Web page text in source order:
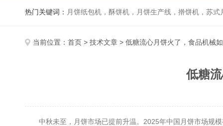
热门关键词： 月饼纸包机，酥饼机，月饼生产线，擀饼机，苏式月饼机，
当前位置： 首页 > 技术文章 > 低糖流心月饼火了，食品机械
低糖
中秋未至，月饼市场已提前升温。2025年中国月饼市场规模